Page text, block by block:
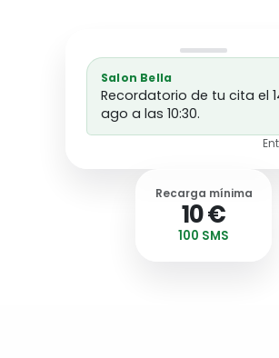
Salon Bella
Recordatorio de tu cita el
ago a las 10:30.
Recarga mínima
10 €
100 SMS